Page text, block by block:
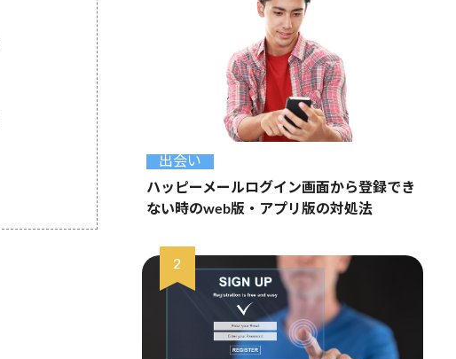
出会い
ハッピーメールログイン画面から登録でき
ない時のweb版・アプリ版の対処法